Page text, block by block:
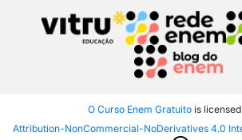
O Curso Enem Gratuito is
Attribution-NonCommercial-NoDerivatives 4.0